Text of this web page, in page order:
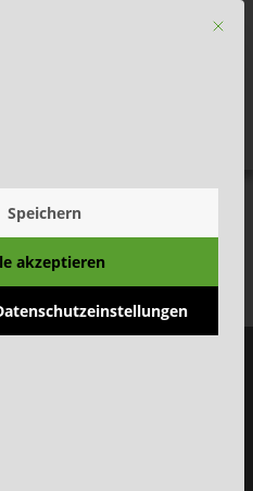
Mit
Gruppe
Speichern
akzeptieren